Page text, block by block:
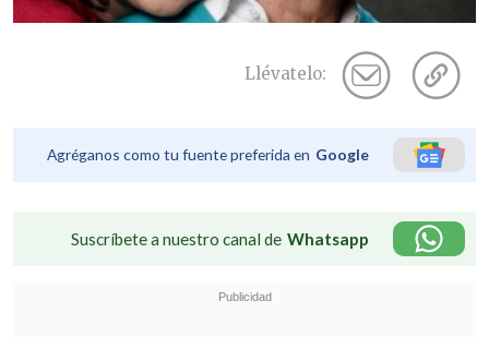
Llévatelo:
Agréganos como tu fuente preferida en Google
Suscríbete a nuestro canal de Whatsapp